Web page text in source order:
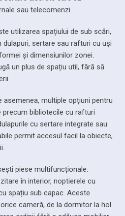
sau telecomenzi.
utilizarea spațiului de sub scări,
sertare sau rafturi cu uși
și dimensiunilor zonei.
un plus de spațiu util, fără să
asemenea, multiple opțiuni pentru
precum bibliotecile cu rafturi
cu sertare integrate sau
permit accesul facil la obiecte,
piese multifuncționale:
în interior, noptierele cu
spațiu sub capac. Aceste
cameră, de la dormitor la hol